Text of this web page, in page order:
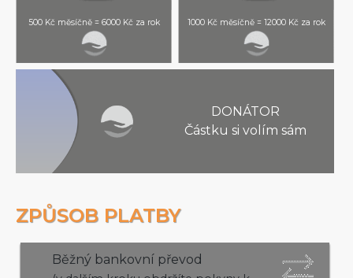
500 Kč měsíčně = 6000 Kč za rok 1000 Kč měsíčně = 12000 Kč za rok
DONÁTOR
Částku si volím sám
ZPŮSOB PLATBY
Běžný bankovní převod